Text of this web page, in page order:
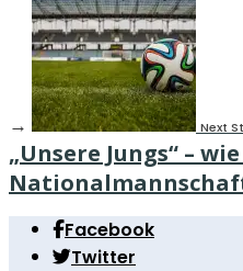
→ Next
„Unsere Jungs“ –
Facebook
Twitter